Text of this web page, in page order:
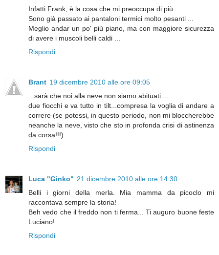
Infatti Frank, è la cosa che mi preoccupa di più ...
Sono già passato ai pantaloni termici molto pesanti ...
Meglio andar un po' più piano, ma con maggiore sicurezza
di avere i muscoli belli caldi ...
Rispondi
Brant 19 dicembre 2010 alle ore 09:05
...sarà che noi alla neve non siamo abituati....
due fiocchi e va tutto in tilt...compresa la voglia di andare a
correre (se potessi, in questo periodo, non mi bloccherebbe
neanche la neve, visto che sto in profonda crisi di astinenza
da corsa!!!)
Rispondi
Luca "Ginko" 21 dicembre 2010 alle ore 14:30
Belli i giorni della merla. Mia mamma da picoclo mi
raccontava sempre la storia!
Beh vedo che il freddo non ti ferma... Ti auguro buone feste
Luciano!
Rispondi